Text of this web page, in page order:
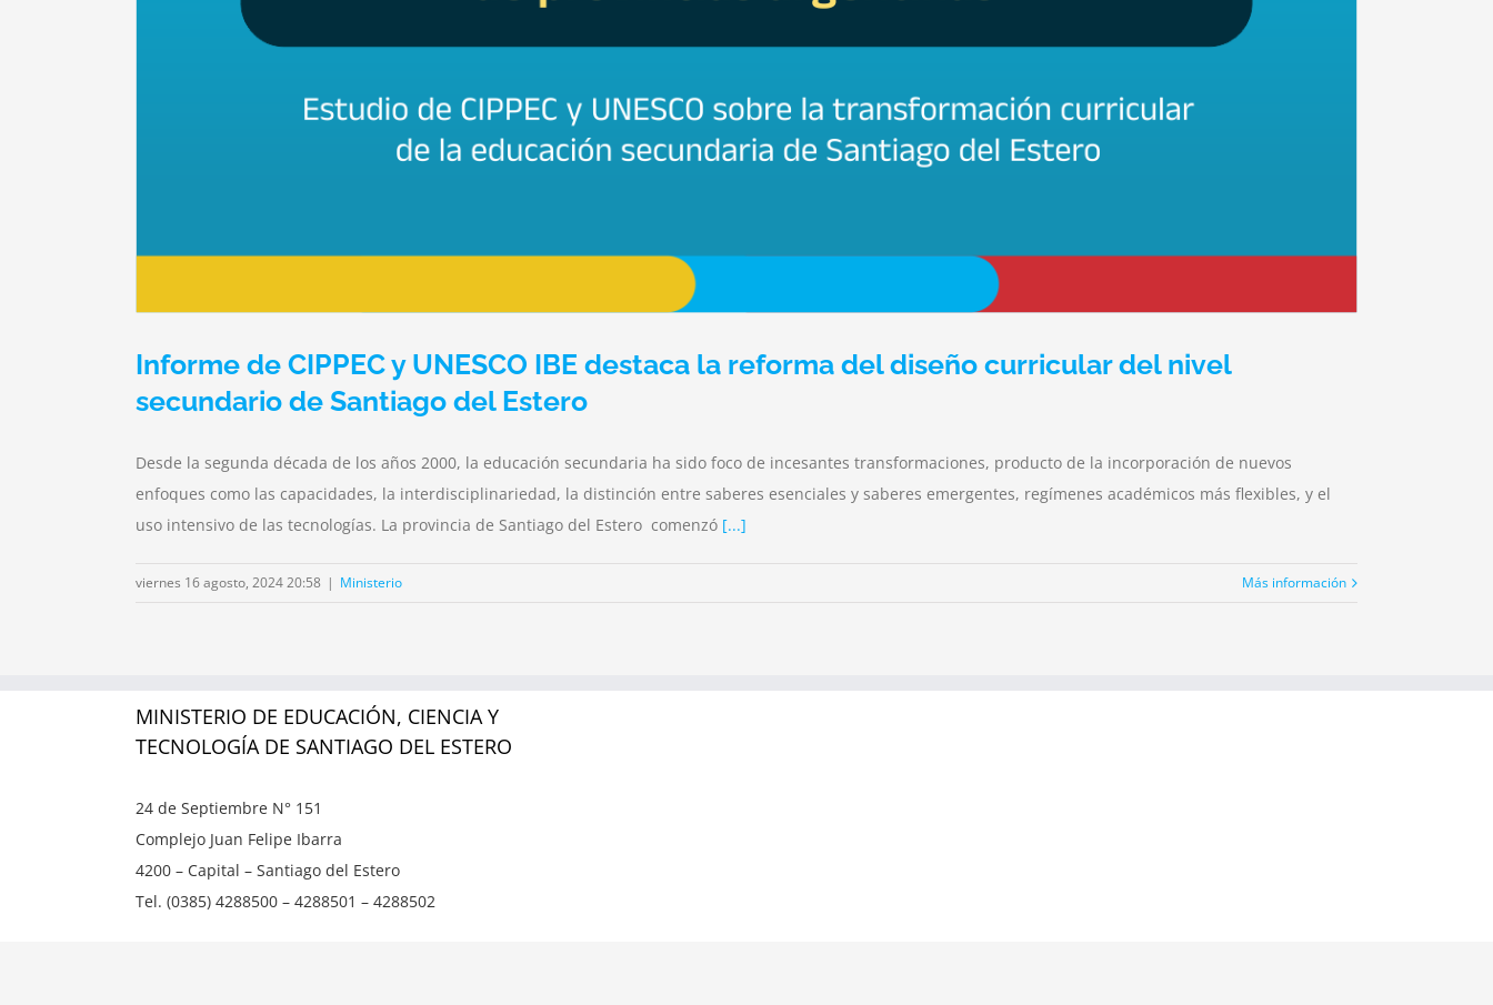
Informe de CIPPEC y UNESCO IBE destaca la reforma del diseño curricular del nivel
secundario de Santiago del Estero
Desde la segunda década de los años 2000, la educación secundaria ha sido foco de incesantes transformaciones, producto de la incorporación de nuevos
enfoques como las capacidades, la interdisciplinariedad, la distinción entre saberes esenciales y saberes emergentes, regímenes académicos más flexibles, y el
uso intensivo de las tecnologías. La provincia de Santiago del Estero comenzó [...]
viernes 16 agosto, 2024 20:58 | Ministerio Más información
MINISTERIO DE EDUCACIÓN, CIENCIA Y
TECNOLOGÍA DE SANTIAGO DEL ESTERO
24 de Septiembre N° 151
Complejo Juan Felipe Ibarra
4200 – Capital – Santiago del Estero
Tel. (0385) 4288500 – 4288501 – 4288502